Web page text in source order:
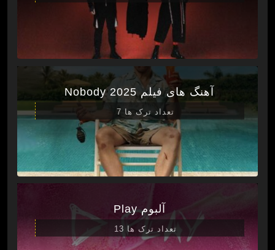
آهنگ های فیلم Nobody 2025
تعداد ترک ها 7
آلبوم Play
تعداد ترک ها 13